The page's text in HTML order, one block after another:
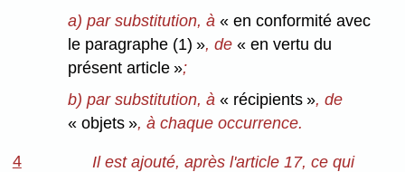
a) par substitution, à« en conformité avec
le paragraphe (1) », de« en vertu du
présent article »;
b) par substitution, à« récipients », de
« objets », à chaque occurrence.
4
Il est ajouté, après l'article 17, ce qui